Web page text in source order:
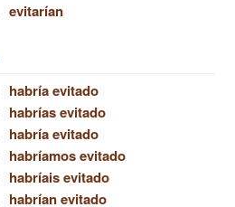
evitarían
habría evitado
habrías evitado
habría evitado
habríamos evitado
habríais evitado
habrían evitado